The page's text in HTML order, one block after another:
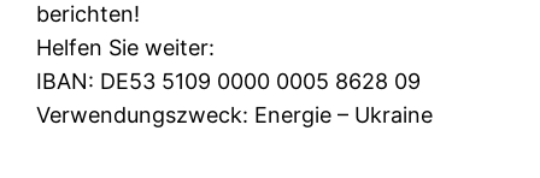
berichten!
​Helfen Sie weiter:
​IBAN: DE53 5109 0000 0005 8628 09
​Verwendungszweck: Energie – Ukraine